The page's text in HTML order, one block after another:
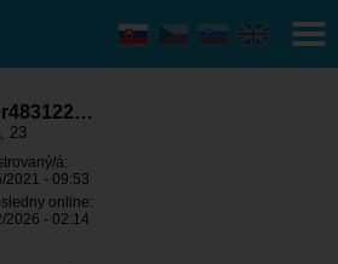
23
á:
2021 - 09:53
online:
2026 - 02:14